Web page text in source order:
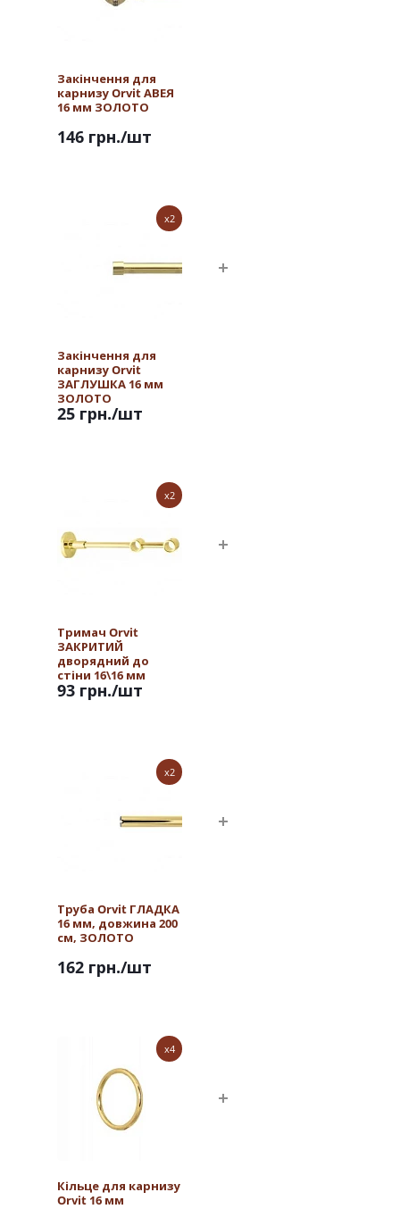
Закінчення для
карнизу Orvit АВЕЯ
16 мм ЗОЛОТО
146 грн./шт
x2
Закінчення для
карнизу Orvit
ЗАГЛУШКА 16 мм
ЗОЛОТО
25 грн./шт
x2
Тримач Orvit
ЗАКРИТИЙ
дворядний до
стіни 16\16 мм
ЗОЛОТО
93 грн./шт
x2
Труба Orvit ГЛАДКА
16 мм, довжина 200
см, ЗОЛОТО
162 грн./шт
x4
Кільце для карнизу
Orvit 16 мм